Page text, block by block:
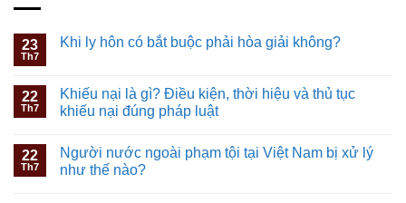
23
Th7
Khi ly hôn có bắt buộc phải hòa giải không?
22
Th7
Khiếu nại là gì? Điều kiện, thời hiệu và thủ tục
khiếu nại đúng pháp luật
22
Th7
Người nước ngoài phạm tội tại Việt Nam bị xử lý
như thế nào?